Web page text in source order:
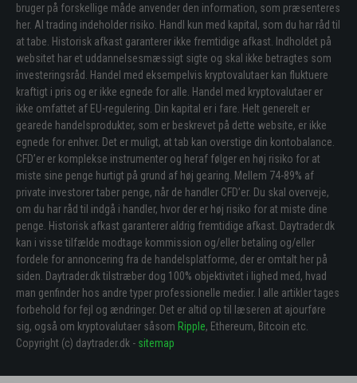
bruger på forskellige måde anvender den information, som præsenteres
her. Al trading indeholder risiko. Handl kun med kapital, som du har råd til
at tabe. Historisk afkast garanterer ikke fremtidige afkast. Indholdet på
websitet har et uddannelsesmæssigt sigte og skal ikke betragtes som
investeringsråd. Handel med eksempelvis kryptovalutaer kan fluktuere
kraftigt i pris og er ikke egnede for alle. Handel med kryptovalutaer er
ikke omfattet af EU-regulering. Din kapital er i fare. Helt generelt er
gearede handelsprodukter, som er beskrevet på dette website, er ikke
egnede for enhver. Det er muligt, at tab kan overstige din kontobalance.
CFD’er er komplekse instrumenter og heraf følger en høj risiko for at
miste sine penge hurtigt på grund af høj gearing. Mellem 74-89% af
private investorer taber penge, når de handler CFD’er. Du skal overveje,
om du har råd til indgå i handler, hvor der er høj risiko for at miste dine
penge. Historisk afkast garanterer aldrig fremtidige afkast. Daytrader.dk
kan i visse tilfælde modtage kommission og/eller betaling og/eller
fordele for annoncering fra de handelsplatforme, der er omtalt her på
siden. Daytrader.dk tilstræber dog 100% objektivitet i lighed med, hvad
man genfinder hos andre typer professionelle medier. I alle artikler tages
forbehold for fejl og ændringer. Det er altid op til læseren at ajourføre
sig, også om kryptovalutaer såsom Ripple, Ethereum, Bitcoin etc.
Copyright (c) daytrader.dk - sitemap